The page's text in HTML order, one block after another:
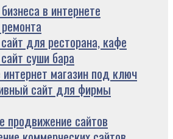
в интернете
для ресторана, кафе
суши бара
магазин под ключ
сайт для фирмы
продвижение сайтов